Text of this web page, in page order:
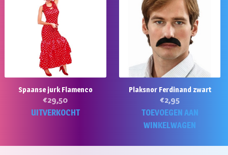
Spaanse jurk Flamenco
€29,50
UITVERKOCHT
Plaksnor Ferdinand zwart
€2,95
TOEVOEGEN AAN
WINKELWAGEN